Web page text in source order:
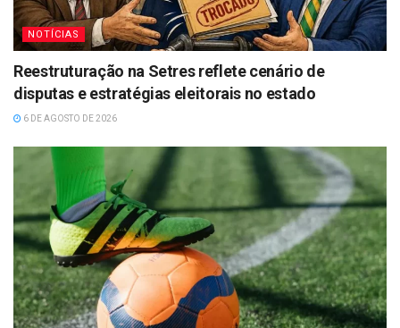
NOTÍCIAS
Reestruturação na Setres reflete cenário de
disputas e estratégias eleitorais no estado
6 DE AGOSTO DE 2026